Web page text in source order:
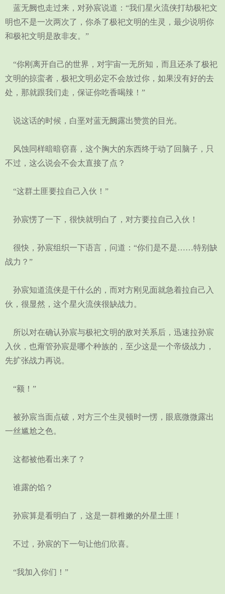
蓝无阙也走过来，对孙宸说道：“我们星火流侠打劫极祀文
明也不是一次两次了，你杀了极祀文明的生灵，最少说明你
和极祀文明是敌非友。”
“你刚离开自己的世界，对宇宙一无所知，而且还杀了极祀
文明的掠蛮者，极祀文明必定不会放过你，如果没有好的去
处，那就跟我们走，保证你吃香喝辣！”
说这话的时候，白垩对蓝无阙露出赞赏的目光。
风蚀同样暗暗窃喜，这个胸大的东西终于动了回脑子，只
不过，这么说会不会太直接了点？
“这群土匪要拉自己入伙！”
孙宸愣了一下，很快就明白了，对方要拉自己入伙！
很快，孙宸组织一下语言，问道：“你们是不是……特别缺
战力？”
孙宸知道流侠是干什么的，而对方刚见面就急着拉自己入
伙，很显然，这个星火流侠很缺战力。
所以对在确认孙宸与极祀文明的敌对关系后，迅速拉孙宸
入伙，也甭管孙宸是哪个种族的，至少这是一个帝级战力，
先扩张战力再说。
“额！”
被孙宸当面点破，对方三个生灵顿时一愣，眼底微微露出
一丝尴尬之色。
这都被他看出来了？
谁露的馅？
孙宸算是看明白了，这是一群稚嫩的外星土匪！
不过，孙宸的下一句让他们欣喜。
“我加入你们！”